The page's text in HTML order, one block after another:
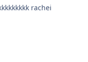
rachei